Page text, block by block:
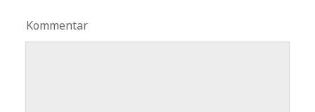
Kommentar